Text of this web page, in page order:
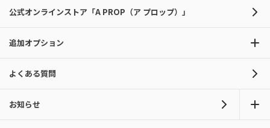
公式オンラインストア「A PROP（ア プロップ）」
追加オプション
よくある質問
お知らせ